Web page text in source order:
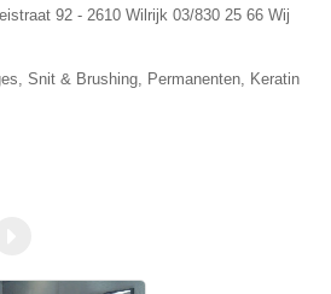
92 - 2610 Wilrijk 03/830 25 66 Wij
Snit & Brushing, Permanenten, Keratin